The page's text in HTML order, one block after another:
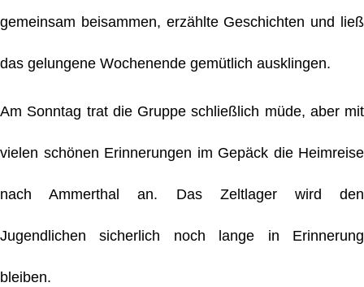
gemeinsam beisammen, erzählte Geschichten und ließ
das gelungene Wochenende gemütlich ausklingen.
Am Sonntag trat die Gruppe schließlich müde, aber mit
vielen schönen Erinnerungen im Gepäck die Heimreise
nach Ammerthal an. Das Zeltlager wird den
Jugendlichen sicherlich noch lange in Erinnerung
bleiben.